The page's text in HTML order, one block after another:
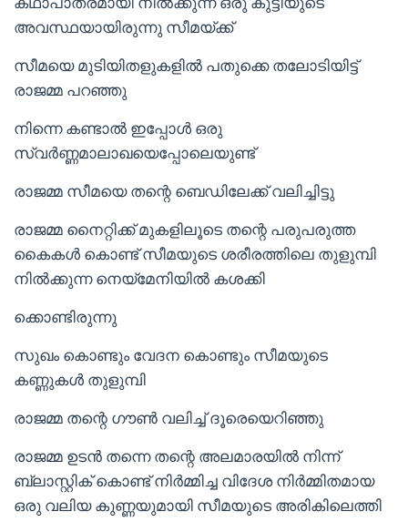
അവസ്ഥയായിരുന്നു സീമയ്ക്ക്
സീമയെ മുടിയിതളുകളിൽ പതുക്കെ തലോടിയിട്ട്
രാജമ്മ പറഞ്ഞു
നിന്നെ കണ്ടാൽ ഇപ്പോൾ ഒരു
സ്വർണ്ണമാലാഖയെപ്പോലെയുണ്ട്
രാജമ്മ സീമയെ തന്റെ ബെഡിലേക്ക് വലിച്ചിട്ടു
രാജമ്മ നൈറ്റിക്ക് മുകളിലൂടെ തന്റെ പരുപരുത്ത
കൈകൾ കൊണ്ട് സീമയുടെ ശരീരത്തിലെ തുളുമ്പി
നിൽക്കുന്ന നെയ്മേനിയിൽ കശക്കി
ക്കൊണ്ടിരുന്നു
സുഖം കൊണ്ടും വേദന കൊണ്ടും സീമയുടെ
കണ്ണുകൾ തുളുമ്പി
രാജമ്മ തന്റെ ഗൗൺ വലിച്ച് ദൂരെയെറിഞ്ഞു
രാജമ്മ ഉടൻ തന്നെ തന്റെ അലമാരയിൽ നിന്ന്
ബ്ലാസ്റ്റിക് കൊണ്ട് നിർമ്മിച്ച വിദേശ നിർമ്മിതമായ
ഒരു വലിയ കുണ്ണയുമായി സീമയുടെ അരികിലെത്തി